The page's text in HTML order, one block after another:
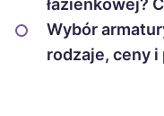
łazienkowej?
Wybór
rodzaje, ceny i